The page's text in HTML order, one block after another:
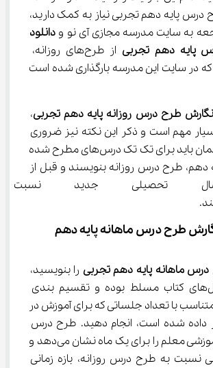
درس پایه دهم تجربی نیاز به کمک دارید،
دانلود
پایه دهم تجربی
از طرح‌های روزانه،
که در سایت این مدرسه بارگذاری شده است
طرح درس روزانه پایه دهم تجربی،
مهم است و ذکر این نکته نیز ضروری
می‌باشد که معلمان باید برای تک تک درس‌های مطرح شده
دهم، طرح درس روزانه بنویسند و قبل از
تحصیلی جدید
طرح درس ماهانه پایه دهم
ماهانه پایه دهم تجربی را بنویسید،
باید به سرفصل‌های کتاب مسلط بوده و تقسیم بندی
با تعداد جلساتی که برای آموزش در
داده شده است، انجام دهید. طرح درس
ماهانه برنامه آموزشی معلم را برای یک ماه نشان می‌دهد و
نسبت به طرح درس روزانه، بازه زمانی